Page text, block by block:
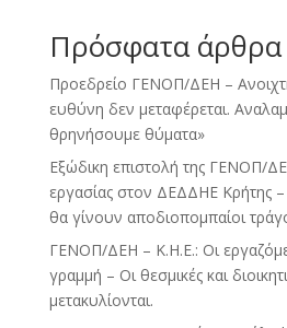
Πρόσφατα άρθρα
Προεδρείο ΓΕΝΟΠ/ΔΕΗ –
ευθύνη δεν μεταφέρεται.
θρηνήσουμε θύματα»
Εξώδικη επιστολή της ΓΕΝΟΠ/
εργασίας στον ΔΕΔΔΗΕ Κρήτης
θα γίνουν αποδιοπομπαίοι
ΓΕΝΟΠ/ΔΕΗ – Κ.Η.Ε.: Οι
γραμμή – Οι θεσμικές και
μετακυλίονται.